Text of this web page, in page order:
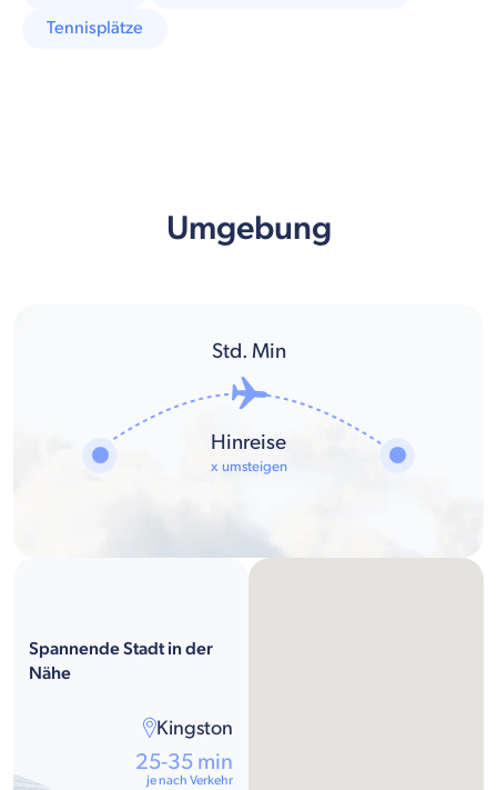
Tennisplätze
Umgebung
Std. Min
Hinreise
x umsteigen
Spannende Stadt in der
Nähe
Kingston
25-35 min
je nach Verkehr